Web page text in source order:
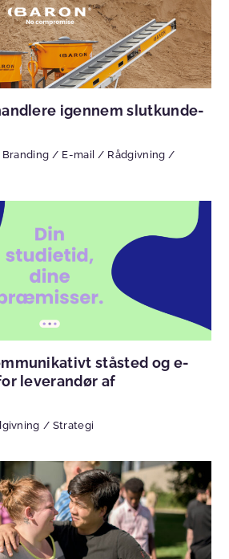
igennem slutkunde-
Branding / E-mail / Rådgivning /
ståsted og e-
leverandør af
/ Strategi